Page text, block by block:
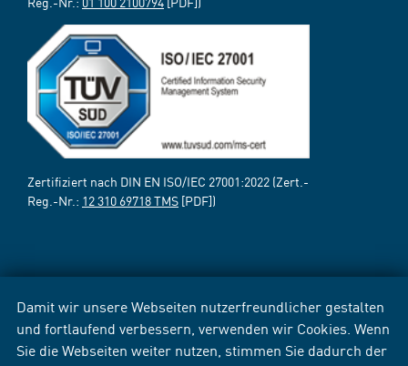
Damit wir unsere Webseiten nutzerfreundlicher gestalten
und fortlaufend verbessern, verwenden wir Cookies. Wenn
Sie die Webseiten weiter nutzen, stimmen Sie dadurch der
Zertifiziert nach DIN EN ISO/IEC 27001:2022 (Zert.-
Reg.-Nr.: 12 310 69718 TMS [PDF])